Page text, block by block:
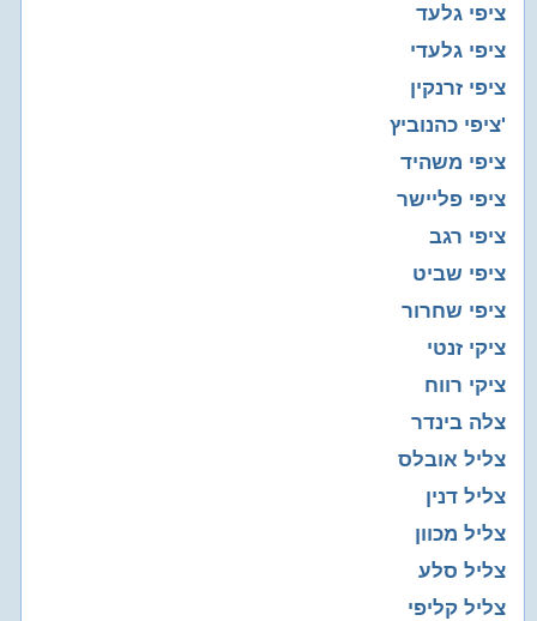
ציפי גלעד
ציפי גלעדי
ציפי זרנקין
ציפי כהנוביץ'
ציפי משהיד
ציפי פליישר
ציפי רגב
ציפי שביט
ציפי שחרור
ציקי זנטי
ציקי רווח
צלה בינדר
צליל אובלס
צליל דנין
צליל מכוון
צליל סלע
צליל קליפי